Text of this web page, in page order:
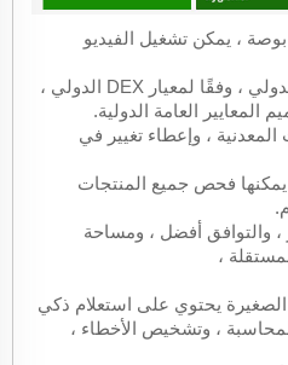
● مع شاشة LCD مقاس 21.5 بوصة ، يمكن تشغيل الفيديو
● اعتماد تصميم معيار MDB الدولي ، وفقًا لمعيار DEX الدولي ،
العامة الدولية.
المعدنية ، وإعطاء تغيير في
فحص جميع المنتجات
والتوافق أفضل ، ومساحة
،
يحتوي على استعلام ذكي
، وتشخيص الأخطاء ،